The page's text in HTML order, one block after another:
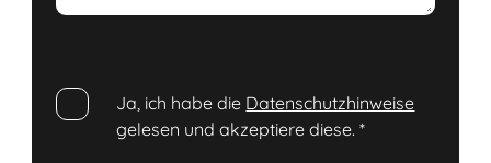
Ja, ich habe die Datenschutzhinweise
gelesen und akzeptiere diese.*